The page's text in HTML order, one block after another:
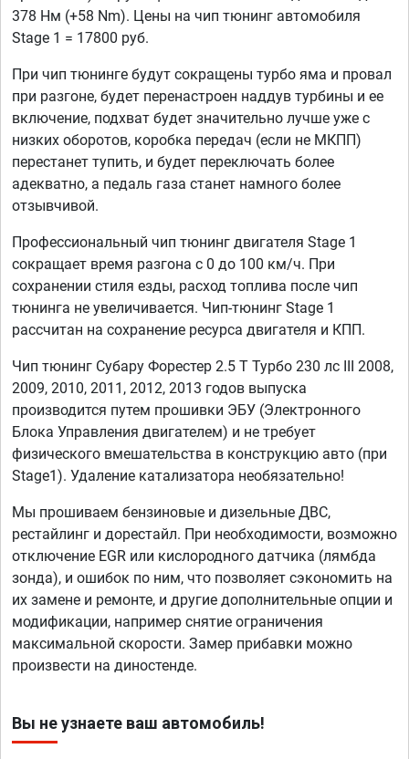
378 Нм (+58 Nm). Цены на чип тюнинг автомобиля
Stage 1 = 17800 руб.
При чип тюнинге будут сокращены турбо яма и провал
при разгоне, будет перенастроен наддув турбины и ее
включение, подхват будет значительно лучше уже с
низких оборотов, коробка передач (если не МКПП)
перестанет тупить, и будет переключать более
адекватно, а педаль газа станет намного более
отзывчивой.
Профессиональный чип тюнинг двигателя Stage 1
сокращает время разгона с 0 до 100 км/ч. При
сохранении стиля езды, расход топлива после чип
тюнинга не увеличивается. Чип-тюнинг Stage 1
рассчитан на сохранение ресурса двигателя и КПП.
Чип тюнинг Субару Форестер 2.5 T Турбо 230 лс III 2008,
2009, 2010, 2011, 2012, 2013 годов выпуска
производится путем прошивки ЭБУ (Электронного
Блока Управления двигателем) и не требует
физического вмешательства в конструкцию авто (при
Stage1). Удаление катализатора необязательно!
Мы прошиваем бензиновые и дизельные ДВС,
рестайлинг и дорестайл. При необходимости, возможно
отключение EGR или кислородного датчика (лямбда
зонда), и ошибок по ним, что позволяет сэкономить на
их замене и ремонте, и другие дополнительные опции и
модификации, например снятие ограничения
максимальной скорости. Замер прибавки можно
произвести на диностенде.
Вы не узнаете ваш автомобиль!